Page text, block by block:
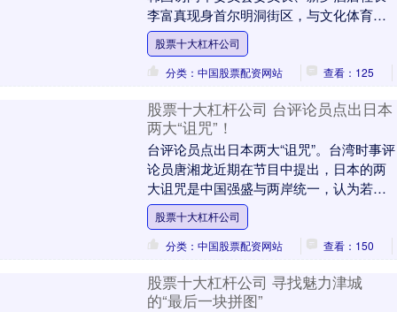
李富真现身首尔明洞街区，与文化体育观
光部副部长金大显一起视察商铺。她当天
还....
股票十大杠杆公司
分类：中国股票配资网站
查看：125
股票十大杠杆公司 台评论员点出日本
两大“诅咒”！
台评论员点出日本两大“诅咒”。台湾时事评
论员唐湘龙近期在节目中提出，日本的两
大诅咒是中国强盛与两岸统一，认为若两
岸统一股票十大杠杆公司，日本所有重要
水道与战略通....
股票十大杠杆公司
分类：中国股票配资网站
查看：150
股票十大杠杆公司 寻找魅力津城
的“最后一块拼图”